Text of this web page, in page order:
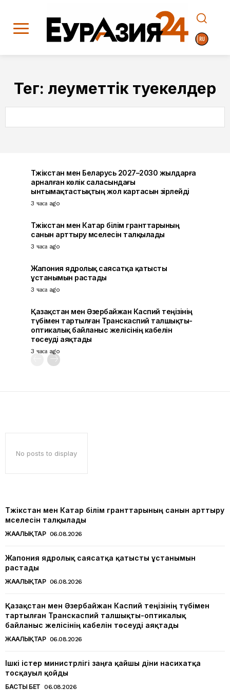
Тег: әлеуметтік тәуекелдер
Тәжікстан мен Беларусь 2027–2030 жылдарға
арналған көлік саласындағы
ынтымақтастықтың жол картасын әзірлейді
3 часа ago
Тәжікстан мен Катар білім гранттарының
санын арттыру мәселесін талқылады
3 часа ago
Жапония ядролық саясатқа қатысты
ұстанымын растады
3 часа ago
Қазақстан мен Әзербайжан Каспий теңізінің
түбімен тартылған Транскаспий талшықты-
оптикалық байланыс желісінің кабелін
төсеуді аяқтады
3 часа ago
No posts to display
Тәжікстан мен Катар білім гранттарының санын арттыру
мәселесін талқылады
ЖАҢАЛЫҚТАР 06.08.2026
Жапония ядролық саясатқа қатысты ұстанымын
растады
ЖАҢАЛЫҚТАР 06.08.2026
Қазақстан мен Әзербайжан Каспий теңізінің түбімен
тартылған Транскаспий талшықты-оптикалық
байланыс желісінің кабелін төсеуді аяқтады
ЖАҢАЛЫҚТАР 06.08.2026
Ішкі істер министрлігі заңға қайшы діни насихатқа
тосқауыл қойды
БАСТЫ БЕТ 06.08.2026